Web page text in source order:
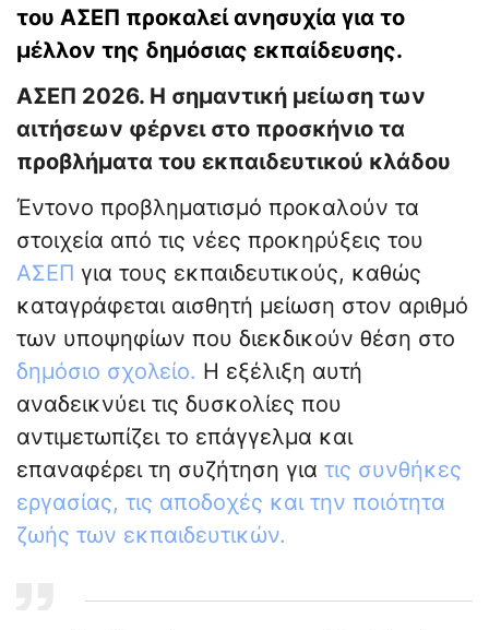
του ΑΣΕΠ προκαλεί ανησυχία για το
μέλλον της δημόσιας εκπαίδευσης.
ΑΣΕΠ 2026. Η σημαντική μείωση των
αιτήσεων φέρνει στο προσκήνιο τα
προβλήματα του εκπαιδευτικού κλάδου
Έντονο προβληματισμό προκαλούν τα
στοιχεία από τις νέες προκηρύξεις του
ΑΣΕΠ για τους εκπαιδευτικούς, καθώς
καταγράφεται αισθητή μείωση στον αριθμό
των υποψηφίων που διεκδικούν θέση στο
δημόσιο σχολείο. Η εξέλιξη αυτή
αναδεικνύει τις δυσκολίες που
αντιμετωπίζει το επάγγελμα και
επαναφέρει τη συζήτηση για τις συνθήκες
εργασίας, τις αποδοχές και την ποιότητα
ζωής των εκπαιδευτικών.